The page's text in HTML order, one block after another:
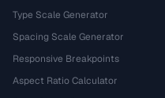
Type Scale Generator
Spacing Scale Generator
Responsive Breakpoints
Aspect Ratio Calculator